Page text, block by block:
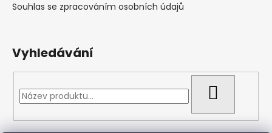
Souhlas se zpracováním osobních údajů
Vyhledávání